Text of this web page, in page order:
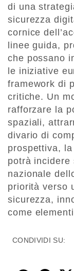
di una
sicurezza
cornice
linee guida,
che possano
le iniziative
framework di
critiche. Un
rafforzare la
spaziali,
divario di
prospettiva,
potrà incidere
nazionale
priorità verso
sicurezza,
come
CONDIVIDI SU: